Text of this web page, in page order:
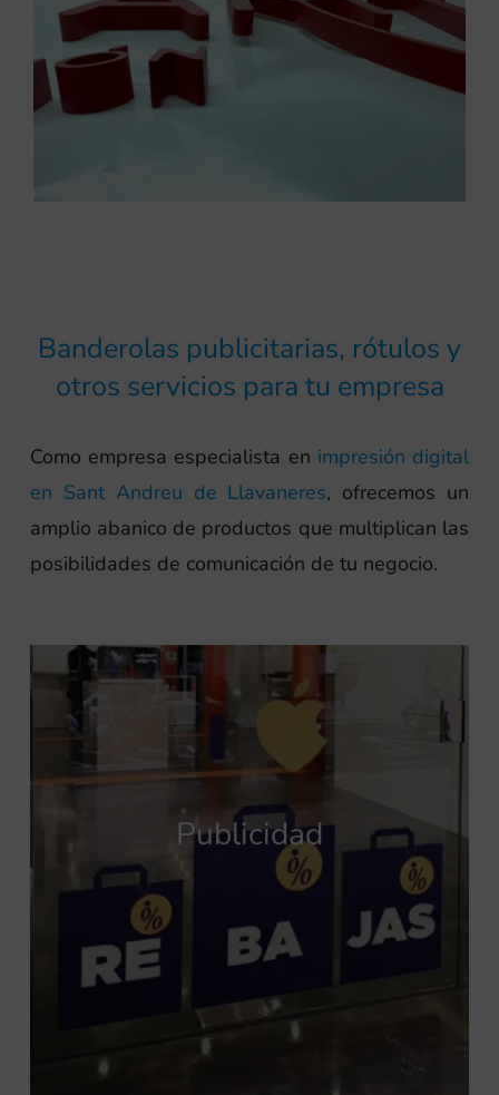
Banderolas publicitarias, rótulos y
otros servicios para tu empresa
Como empresa especialista en impresión digital
en Sant Andreu de Llavaneres, ofrecemos un
amplio abanico de productos que multiplican las
posibilidades de comunicación de tu negocio.
Publicidad